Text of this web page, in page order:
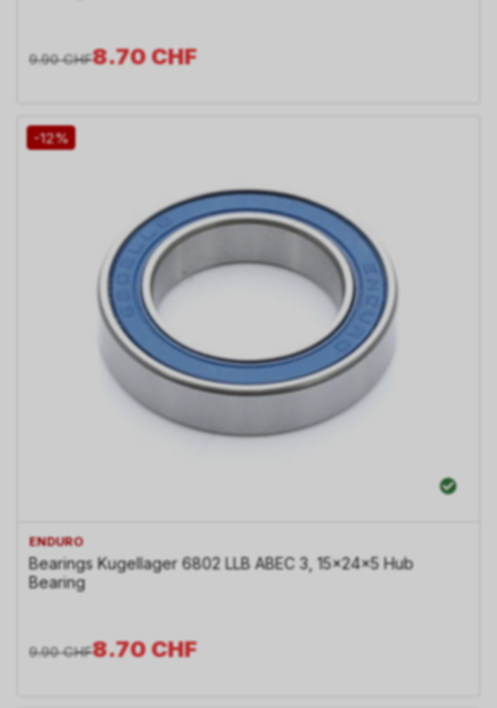
8.70CHF
9.90 CHF
-12%
ENDURO
Bearings Kugellager 6802 LLB ABEC 3, 15x24x5 Hub
Bearing
8.70CHF
9.90 CHF